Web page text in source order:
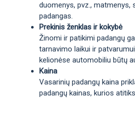
duomenys, pvz., matmenys,
padangas.
Prekinis ženklas ir kokybė
Žinomi ir patikimi padangų
tarnavimo laikui ir
kelionėse automobiliu būtų
Kaina
Vasarinių padangų kaina
padangų kainas, kurios